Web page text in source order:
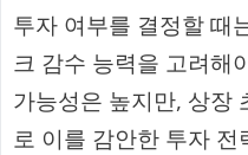
투자 여부를 결정할 때
크 감수 능력을 고려해
가능성은 높지만, 상장
로 이를 감안한 투자